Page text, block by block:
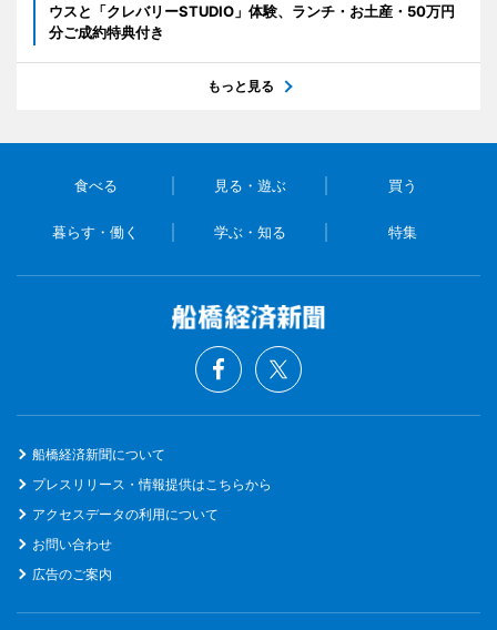
ウスと「クレバリーSTUDIO」体験、ランチ・お土産・50万円
分ご成約特典付き
もっと見る
食べる 見る・遊ぶ 買う
暮らす・働く 学ぶ・知る 特集
船橋経済新聞について
プレスリリース・情報提供はこちらから
アクセスデータの利用について
お問い合わせ
広告のご案内